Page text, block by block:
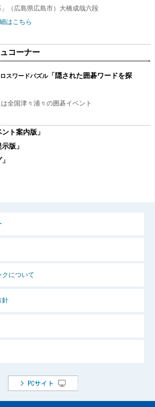
」（広島県広島市）大橋成哉六段
はこちら
コーナー
スワードパズル「隠された囲碁ワードを探
全国津々浦々の囲碁イベント
ト案内版」
版」
について
針